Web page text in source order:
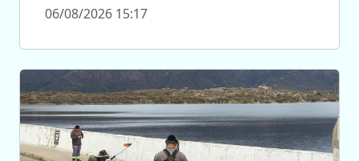
06/08/2026 15:17